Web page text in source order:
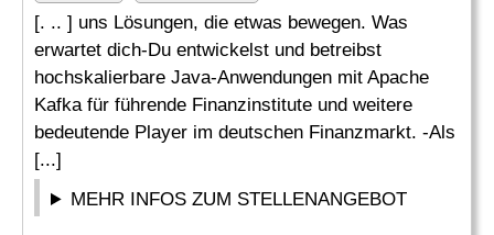
[. .. ] uns Lösungen, die etwas bewegen. Was
erwartet dich-Du entwickelst und betreibst
hochskalierbare Java-Anwendungen mit Apache
Kafka für führende Finanzinstitute und weitere
bedeutende Player im deutschen Finanzmarkt. -Als
[...]
MEHR INFOS ZUM STELLENANGEBOT